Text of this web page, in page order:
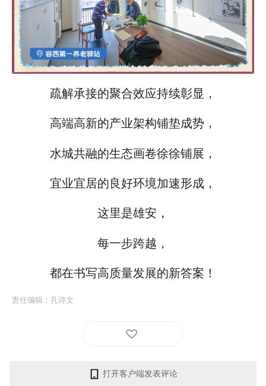
疏解承接的聚合效应持续彰显，
高端高新的产业架构铺垫成势，
水城共融的生态画卷徐徐铺展，
宜业宜居的良好环境加速形成，
这里是雄安，
每一步跨越，
都在书写高质量发展的新答案！
责任编辑： 孔诗文
打开客户端发表评论